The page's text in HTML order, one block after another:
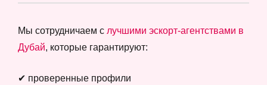
Мы сотрудничаем с лучшими эскорт-агентствами в
Дубай, которые гарантируют:
✔ проверенные профили